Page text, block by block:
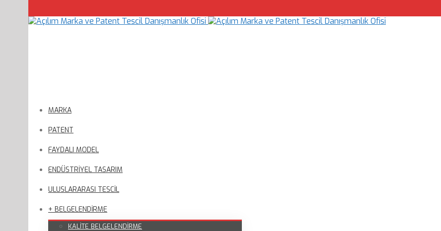
MARKA
PATENT
FAYDALI MODEL
ENDÜSTRİYEL TASARIM
ULUSLARARASI TESCİL
+ BELGELENDİRME
KALİTE BELGELENDİRME